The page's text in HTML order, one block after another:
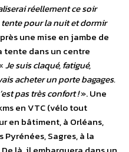
réellement ce soir
pour la nuit et dormir
une mise en jambe de
tente dans un centre
Je suis claqué, fatigué,
acheter un porte bagages.
pas très confort !». Une
en VTC (vélo tout
en bâtiment, à Orléans,
Sagres, à la